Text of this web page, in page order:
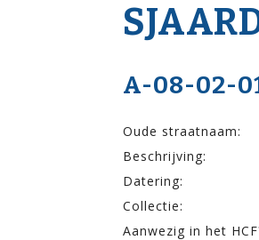
A-08-02-
Oude straatnaam:
Beschrijving:
Datering:
Collectie:
Aanwezig in het